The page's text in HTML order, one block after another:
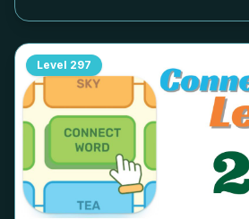
Level 297